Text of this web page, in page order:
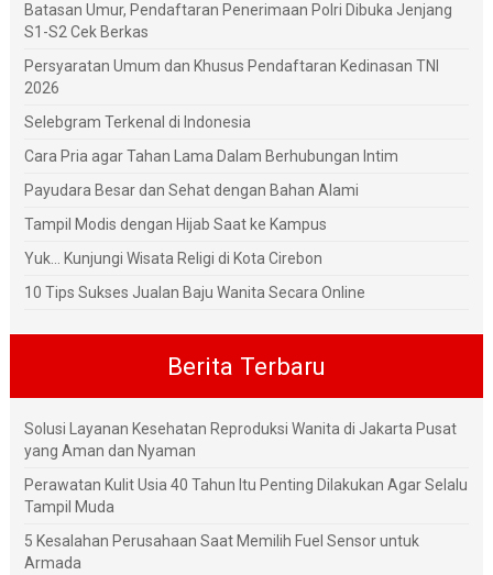
Batasan Umur, Pendaftaran Penerimaan Polri Dibuka Jenjang
S1-S2 Cek Berkas
Persyaratan Umum dan Khusus Pendaftaran Kedinasan TNI
2026
Selebgram Terkenal di Indonesia
Cara Pria agar Tahan Lama Dalam Berhubungan Intim
Payudara Besar dan Sehat dengan Bahan Alami
Tampil Modis dengan Hijab Saat ke Kampus
Yuk... Kunjungi Wisata Religi di Kota Cirebon
10 Tips Sukses Jualan Baju Wanita Secara Online
Berita Terbaru
Solusi Layanan Kesehatan Reproduksi Wanita di Jakarta Pusat
yang Aman dan Nyaman
Perawatan Kulit Usia 40 Tahun Itu Penting Dilakukan Agar Selalu
Tampil Muda
5 Kesalahan Perusahaan Saat Memilih Fuel Sensor untuk
Armada